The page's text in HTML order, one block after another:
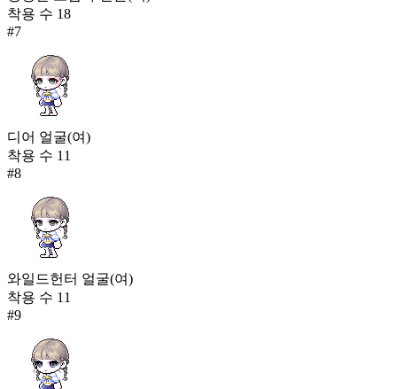
착용 수 18
#7
디어 얼굴(여)
착용 수 11
#8
와일드헌터 얼굴(여)
착용 수 11
#9